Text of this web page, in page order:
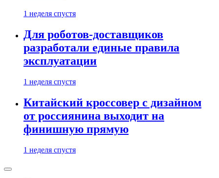
1 неделя спустя
Для роботов-доставщиков
разработали единые правила
эксплуатации
1 неделя спустя
Китайский кроссовер с дизайном
от россиянина выходит на
финишную прямую
1 неделя спустя